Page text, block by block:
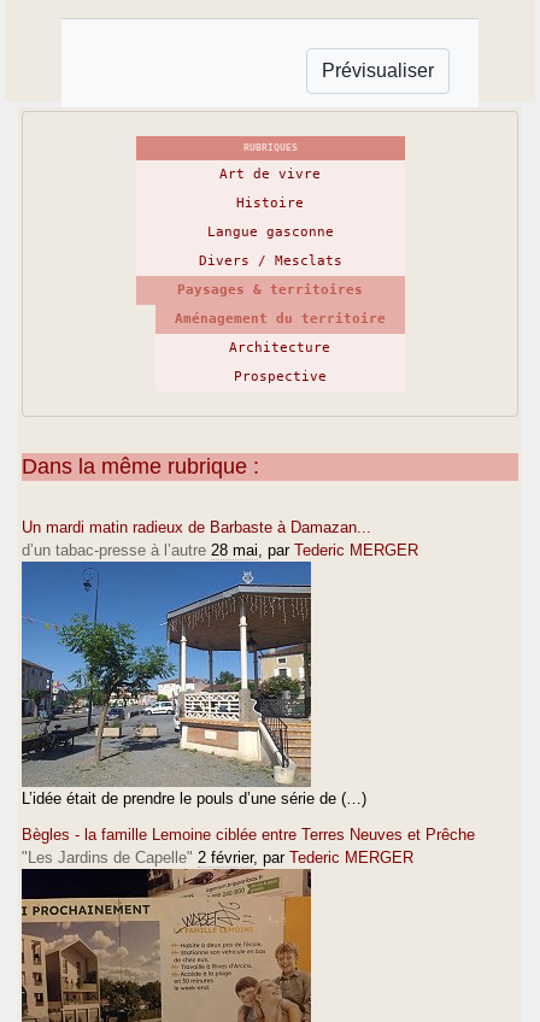
RUBRIQUES
Art de vivre
Histoire
Langue gasconne
Divers / Mesclats
Paysages & territoires
Aménagement du territoire
Architecture
Prospective
Dans la même rubrique :
Un mardi matin radieux de Barbaste à Damazan...
d’un tabac-presse à l’autre 28 mai , par Tederic MERGER
L’idée était de prendre le pouls d’une série de (…)
Bègles - la famille Lemoine ciblée entre Terres Neuves et Prêche
"Les Jardins de Capelle" 2 février, par Tederic MERGER